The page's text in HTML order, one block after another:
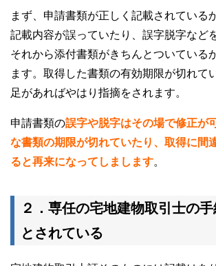
まず、申請書類が正しく記載されている
記載内容が誤っていたり、誤字脱字など
それから添付書類がきちんとついている
ます。取得した書類の有効期限が切れて
足があればやはり指摘をされます。
申請書類の誤字や脱字はその場で修正が
な書類の期限が切れていたり、取得に間
ると再来になってしまします。
２．専任の宅地建物取引士の
とされている